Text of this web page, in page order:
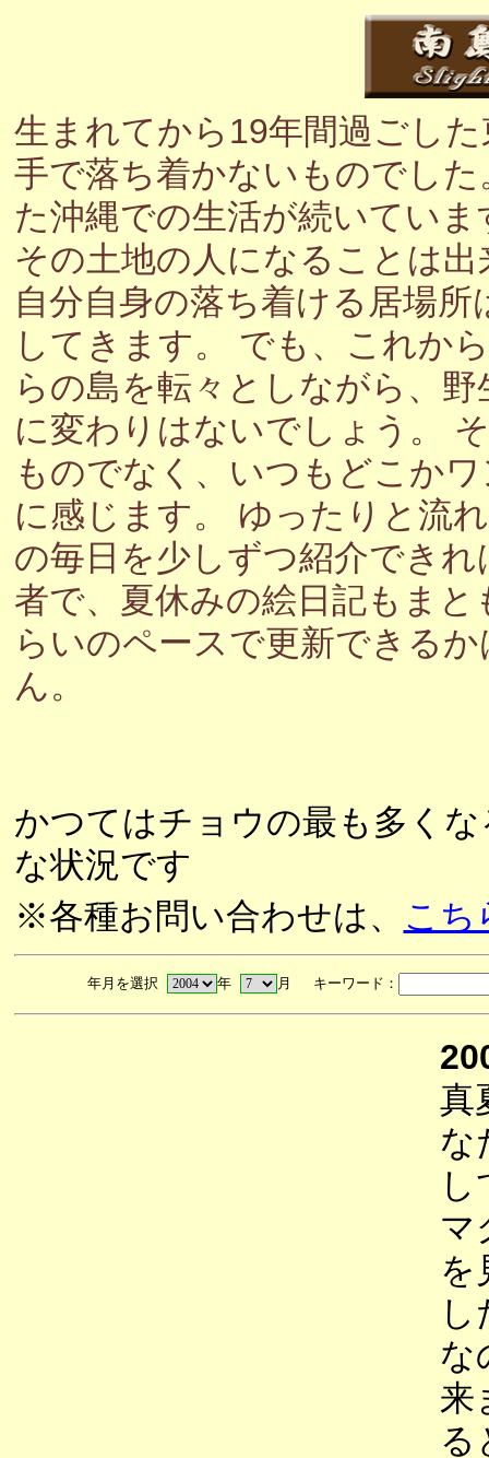
生まれてから19年間過ごし
手で落ち着かないものでし
た沖縄での生活が続いてい
その土地の人になることは
自分自身の落ち着ける居場
してきます。 でも、これか
らの島を転々としながら、
に変わりはないでしょう。
ものでなく、いつもどこか
に感じます。 ゆったりと流
の毎日を少しずつ紹介でき
者で、夏休みの絵日記もま
らいのペースで更新できる
ん。
かつてはチョウの最も多く
な状況です
※各種お問い合わせは、 こち
年月を選択 年 月 キーワード：
真
な
マ
を
な
来
る